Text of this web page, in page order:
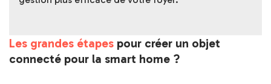
Les grandes étapes pour créer un objet
connecté pour la smart home ?